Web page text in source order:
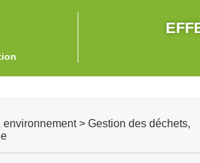
environnement > Gestion des déchets,